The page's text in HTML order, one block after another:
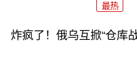
最热
炸疯了！俄乌互掀“仓库